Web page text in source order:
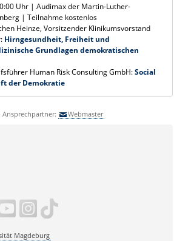
Uhr | Audimax der Martin-Luther-
| Teilnahme kostenlos
Heinze, Vorsitzender Klinikumsvorstand
Hirngesundheit, Freiheit und
Grundlagen demokratischen
Human Risk Consulting GmbH:Social
der Demokratie
Ansprechpartner: Webmaster
Magdeburg